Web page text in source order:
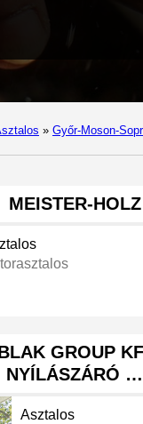
» Győr-Moson-
MEISTER-HOLZ
GROUP
NYÍLÁSZÁRÓ …
Asztalos